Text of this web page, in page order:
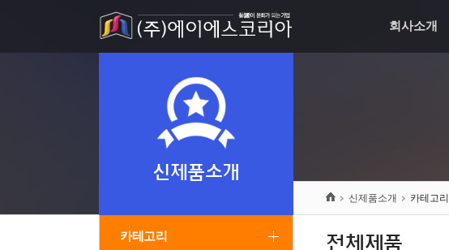
회사소개
신제품소개
카테고리
신제품소개 카테고리
전체제품